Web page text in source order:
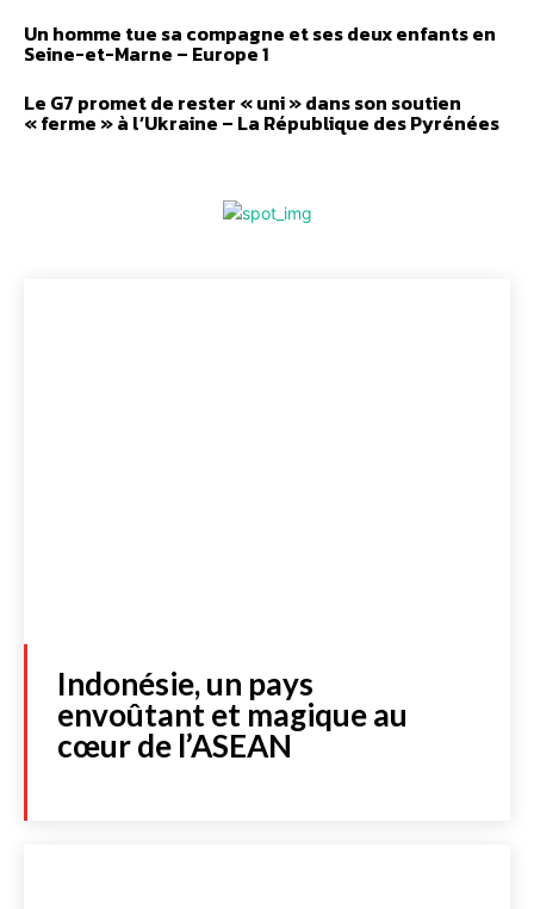
Un homme tue sa compagne et ses deux enfants en
Seine-et-Marne – Europe 1
Le G7 promet de rester « uni » dans son soutien
« ferme » à l’Ukraine – La République des Pyrénées
Indonésie, un pays
envoûtant et magique au
cœur de l’ASEAN